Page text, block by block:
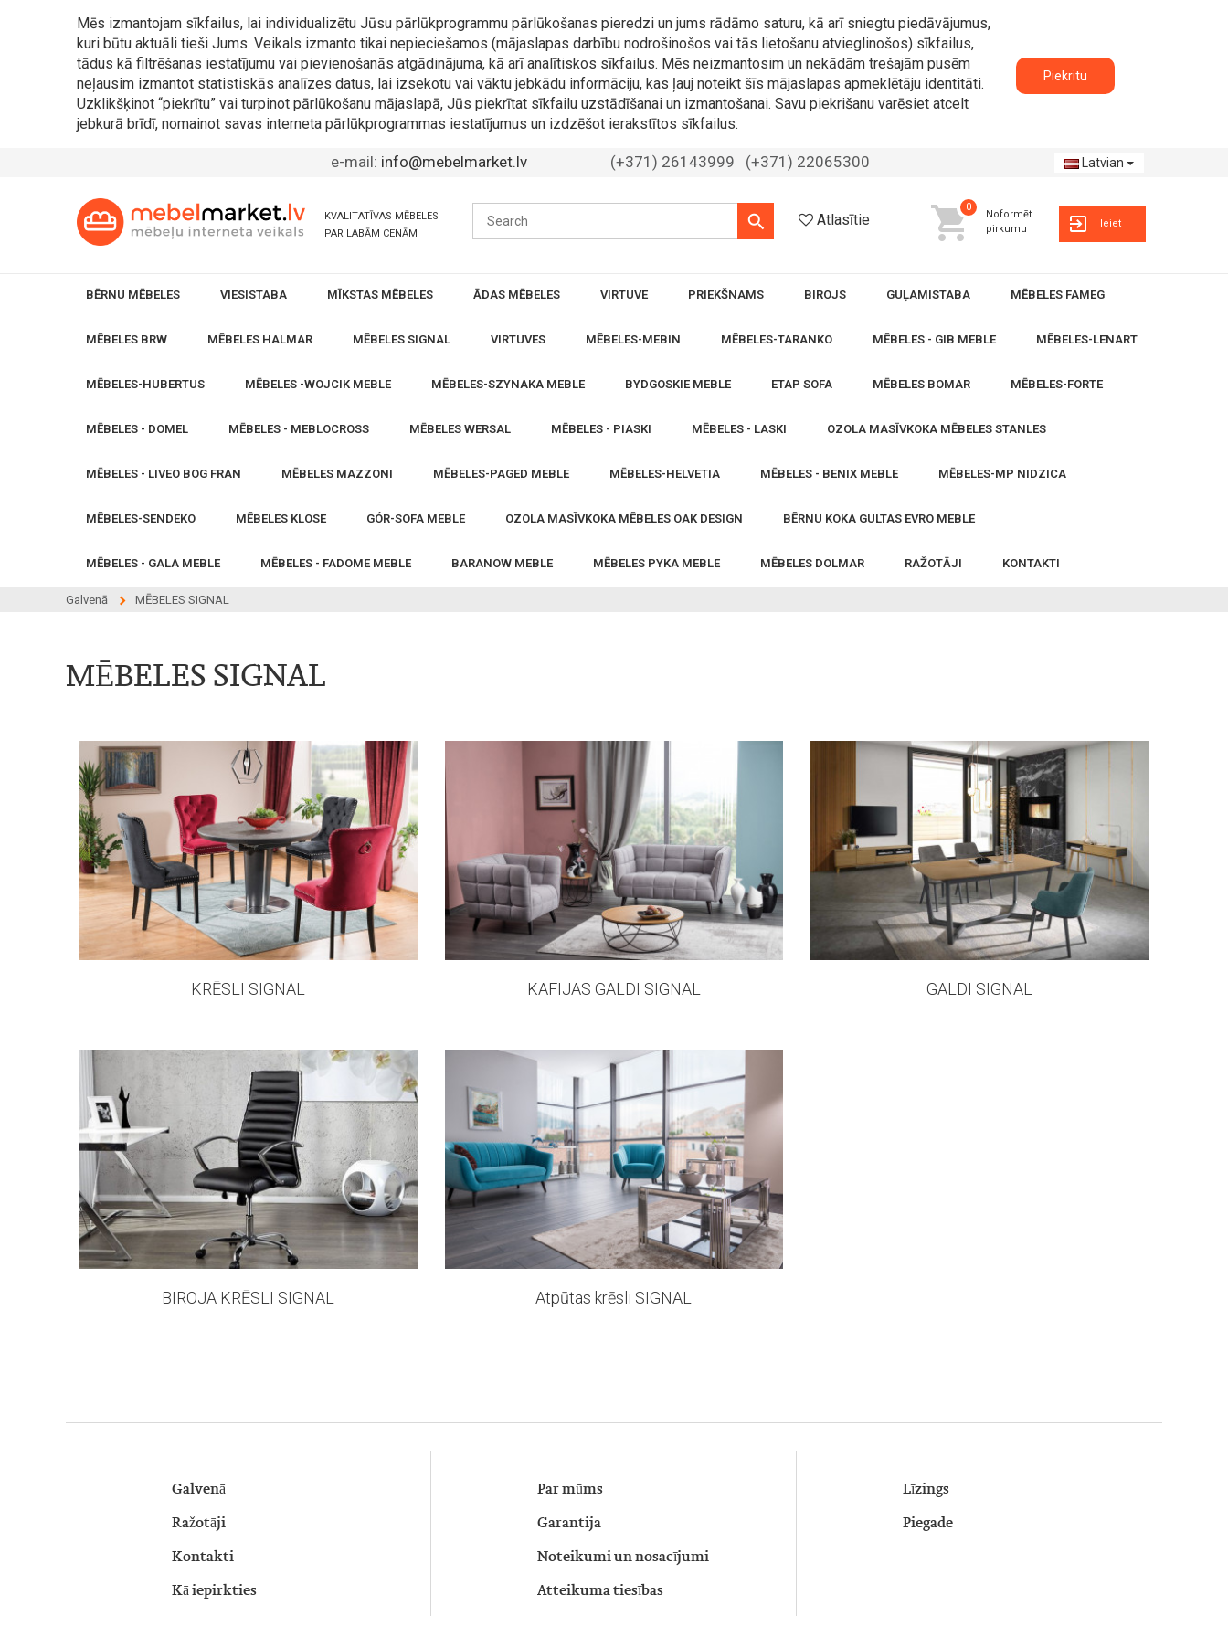
Mēs izmantojam sīkfailus, lai individualizētu Jūsu pārlūkprogrammu pārlūkošanas pieredzi un jums rādāmo saturu, kā arī sniegtu piedāvājumus,
kuri būtu aktuāli tieši Jums. Veikals izmanto tikai nepieciešamos (mājaslapas darbību nodrošinošos vai tās lietošanu atvieglinošos) sīkfailus,
tādus kā filtrēšanas iestatījumu vai pievienošanās atgādinājuma, kā arī analītiskos sīkfailus. Mēs neizmantosim un nekādām trešajām pusēm
neļausim izmantot statistiskās analīzes datus, lai izsekotu vai vāktu jebkādu informāciju, kas ļauj noteikt šīs mājaslapas apmeklētāju identitāti.
Uzklikšķinot “piekrītu” vai turpinot pārlūkošanu mājaslapā, Jūs piekrītat sīkfailu uzstādīšanai un izmantošanai. Savu piekrišanu varēsiet atcelt
jebkurā brīdī, nomainot savas interneta pārlūkprogrammas iestatījumus un izdzēšot ierakstītos sīkfailus.
Piekritu
e-mail: info@mebelmarket.lv (+371) 26143999 (+371) 22065300 Latvian
KVALITATĪVAS MĒBELES
PAR LABĀM CENĀM
Atlasītie
0
Noformēt
pirkumu
Ieiet
BĒRNU MĒBELES VIESISTABA MĪKSTAS MĒBELES ĀDAS MĒBELES VIRTUVE PRIEKŠNAMS BIROJS GUĻAMISTABA MĒBELES FAMEG
MĒBELES BRW MĒBELES HALMAR MĒBELES SIGNAL VIRTUVES MĒBELES-MEBIN MĒBELES-TARANKO MĒBELES - GIB MEBLE MĒBELES-LENART
MĒBELES-HUBERTUS MĒBELES -WOJCIK MEBLE MĒBELES-SZYNAKA MEBLE BYDGOSKIE MEBLE ETAP SOFA MĒBELES BOMAR MĒBELES-FORTE
MĒBELES - DOMEL MĒBELES - MEBLOCROSS MĒBELES WERSAL MĒBELES - PIASKI MĒBELES - LASKI OZOLA MASĪVKOKA MĒBELES STANLES
MĒBELES - LIVEO BOG FRAN MĒBELES MAZZONI MĒBELES-PAGED MEBLE MĒBELES-HELVETIA MĒBELES - BENIX MEBLE MĒBELES-MP NIDZICA
MĒBELES-SENDEKO MĒBELES KLOSE GÓR-SOFA MEBLE OZOLA MASĪVKOKA MĒBELES OAK DESIGN BĒRNU KOKA GULTAS EVRO MEBLE
MĒBELES - GALA MEBLE MĒBELES - FADOME MEBLE BARANOW MEBLE MĒBELES PYKA MEBLE MĒBELES DOLMAR RAŽOTĀJI KONTAKTI
Galvenā MĒBELES SIGNAL
MĒBELES SIGNAL
286 products
KRĒSLI SIGNAL
159 products
KAFIJAS GALDI SIGNAL
218 products
GALDI SIGNAL
135 products
BIROJA KRĒSLI SIGNAL
135 products
Atpūtas krēsli SIGNAL
Galvenā
Ražotāji
Kontakti
Kā iepirkties
Par mūms
Garantija
Noteikumi un nosacījumi
Atteikuma tiesības
Līzings
Piegade